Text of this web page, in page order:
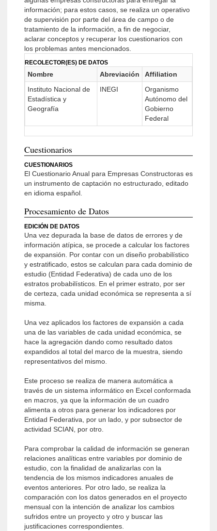
información; para estos casos, se realiza un operativo
de supervisión por parte del área de campo o de
tratamiento de la información, a fin de negociar,
aclarar conceptos y recuperar los cuestionarios con
los problemas antes mencionados.
RECOLECTOR(ES) DE DATOS
Nombre Abreviación
Affiliation
Instituto Nacional de
Estadística y
Geografía
INEGI
Organismo
Autónomo del
Gobierno
Federal
Cuestionarios
CUESTIONARIOS
El Cuestionario Anual para Empresas Constructoras es
un instrumento de captación no estructurado, editado
en idioma español.
Procesamiento de Datos
EDICIÓN DE DATOS
Una vez depurada la base de datos de errores y de
información atípica, se procede a calcular los factores
de expansión. Por contar con un diseño probabilístico
y estratificado, estos se calculan para cada dominio de
estudio (Entidad Federativa) de cada uno de los
estratos probabilísticos. En el primer estrato, por ser
de certeza, cada unidad económica se representa a sí
misma.
Una vez aplicados los factores de expansión a cada
una de las variables de cada unidad económica, se
hace la agregación dando como resultado datos
expandidos al total del marco de la muestra, siendo
representativos del mismo.
Este proceso se realiza de manera automática a
través de un sistema informático en Excel conformada
en macros, ya que la información de un cuadro
alimenta a otros para generar los indicadores por
Entidad Federativa, por un lado, y por subsector de
actividad SCIAN, por otro.
Para comprobar la calidad de información se generan
relaciones analíticas entre variables por dominio de
estudio, con la finalidad de analizarlas con la
tendencia de los mismos indicadores anuales de
eventos anteriores. Por otro lado, se realiza la
comparación con los datos generados en el proyecto
mensual con la intención de analizar los cambios
sufridos entre un proyecto y otro y buscar las
justificaciones correspondientes.